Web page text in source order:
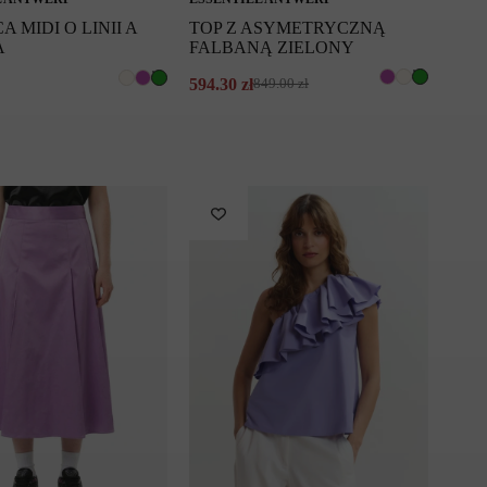
MIDI O LINII A
TOP Z ASYMETRYCZNĄ
FALBANĄ ZIELONY
849.00zł
Pierwotna
594.30zł
Aktualna